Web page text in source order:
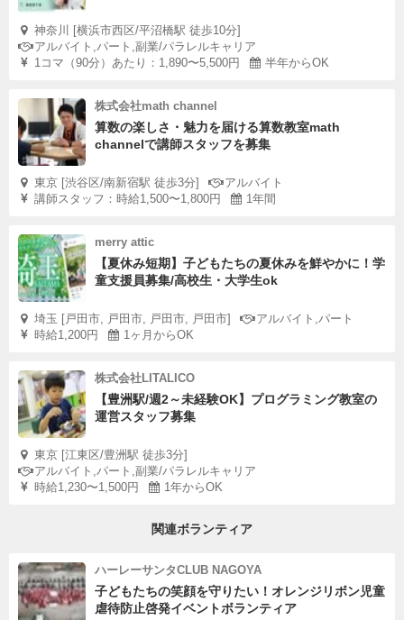
神奈川 [横浜市西区/平沼橋駅 徒歩10分]
アルバイト,パート,副業/パラレルキャリア
1コマ（90分）あたり：1,890〜5,500円
半年からOK
株式会社math channel
算数の楽しさ・魅力を届ける算数教室math
channelで講師スタッフを募集
東京 [渋谷区/南新宿駅 徒歩3分]
アルバイト
講師スタッフ：時給1,500〜1,800円
1年間
merry attic
【夏休み短期】子どもたちの夏休みを鮮やかに！学
童支援員募集/高校生・大学生ok
埼玉 [戸田市, 戸田市, 戸田市, 戸田市]
アルバイト,パート
時給1,200円
1ヶ月からOK
株式会社LITALICO
【豊洲駅/週2～未経験OK】プログラミング教室の
運営スタッフ募集
東京 [江東区/豊洲駅 徒歩3分]
アルバイト,パート,副業/パラレルキャリア
時給1,230〜1,500円
1年からOK
関連ボランティア
ハーレーサンタCLUB NAGOYA
子どもたちの笑顔を守りたい！オレンジリボン児童
虐待防止啓発イベントボランティア